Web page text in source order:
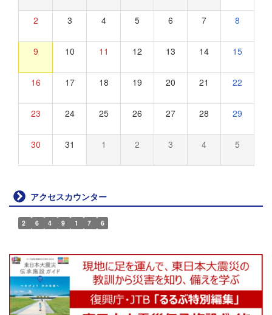
2 3 4 5 6 7 8
9 10 11 12 13 14 15
16 17 18 19 20 21 22
23 24 25 26 27 28 29
30 31 1 2 3 4 5
アクセスカウンター
2 6 4 9 1 7 6